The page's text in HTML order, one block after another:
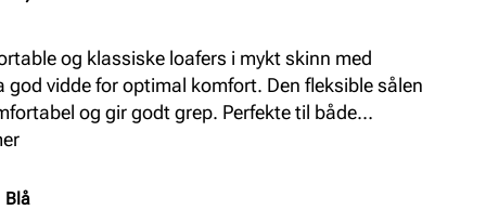
og klassiske loafers i mykt skinn med
god vidde for optimal komfort. Den fleksible sålen
og gir godt grep. Perfekte til både
og mer formelle anledninger, disse skoene
Blå